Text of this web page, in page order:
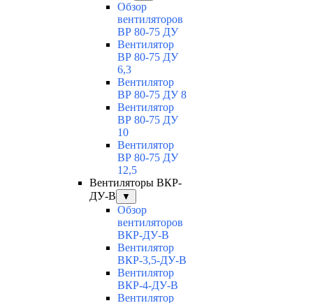
Обзор
вентиляторов
ВР 80-75 ДУ
Вентилятор
ВР 80-75 ДУ
6,3
Вентилятор
ВР 80-75 ДУ 8
Вентилятор
ВР 80-75 ДУ
10
Вентилятор
ВР 80-75 ДУ
12,5
Вентиляторы ВКР-
ДУ-В
▼
Обзор
вентиляторов
ВКР-ДУ-В
Вентилятор
ВКР-3,5-ДУ-В
Вентилятор
ВКР-4-ДУ-В
Вентилятор